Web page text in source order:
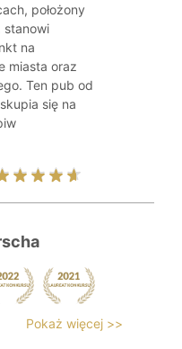
położony
stanowi
na
miasta oraz
Ten pub od
się na
Pokaż więcej >>